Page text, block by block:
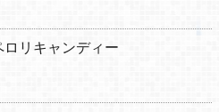
リキャンディー